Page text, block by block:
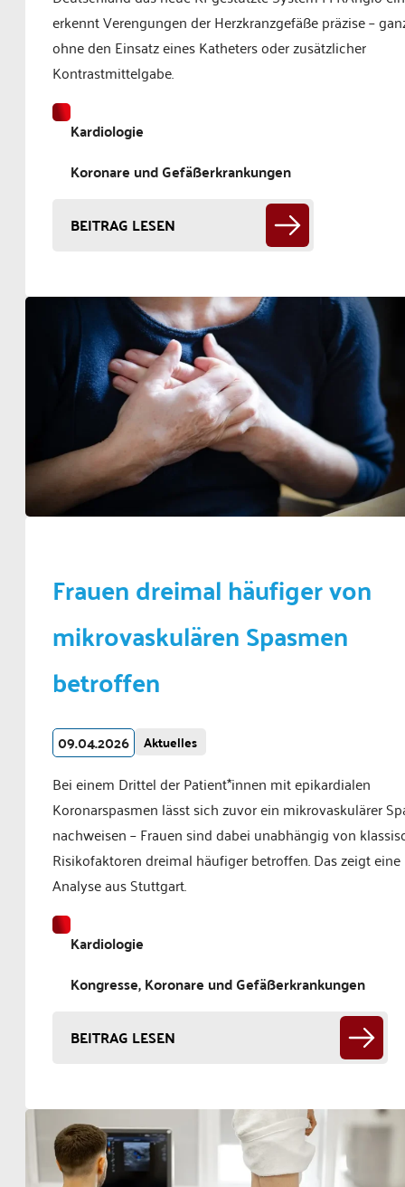
erkennt Verengungen der Herzkranzgefäße präzise –
ohne den Einsatz eines Katheters oder zusätzlicher
Kontrastmittelgabe.
Kardiologie
Koronare und Gefäßerkrankungen
BEITRAG LESEN
Frauen dreimal häufiger von
mikrovaskulären Spasmen
betroffen
09.04.2026 Aktuelles
Bei einem Drittel der Patient*innen mit epikardialen
Koronarspasmen lässt sich zuvor ein mikrovaskulärer
nachweisen – Frauen sind dabei unabhängig von
Risikofaktoren dreimal häufiger betroffen. Das zeigt eine
Analyse aus Stuttgart.
Kardiologie
Kongresse, Koronare und Gefäßerkrankungen
BEITRAG LESEN